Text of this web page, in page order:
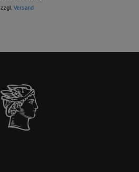
zzgl.Versand